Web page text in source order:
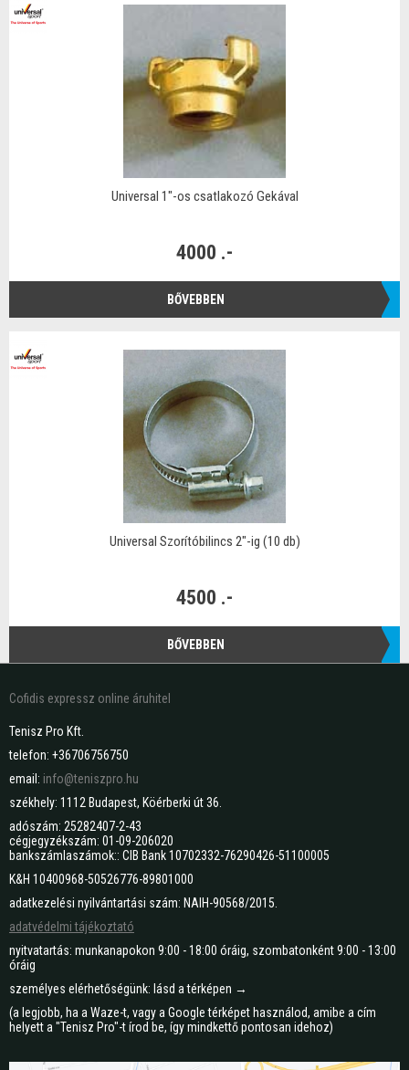
Universal 1"-os csatlakozó Gekával
4000 .-
BŐVEBBEN
Universal Szorítóbilincs 2"-ig (10 db)
4500 .-
BŐVEBBEN
Cofidis expressz online áruhitel
Tenisz Pro Kft.
telefon: +36706756750
email: info@teniszpro.hu
székhely: 1112 Budapest, Köérberki út 36.
adószám: 25282407-2-43
cégjegyzékszám: 01-09-206020
bankszámlaszámok:: CIB Bank 10702332-76290426-51100005
K&H 10400968-50526776-89801000
adatkezelési nyilvántartási szám: NAIH-90568/2015.
adatvédelmi tájékoztató
nyitvatartás: munkanapokon 9:00 - 18:00 óráig, szombatonként 9:00 - 13:00
óráig
személyes elérhetőségünk: lásd a térképen →
(a legjobb, ha a Waze-t, vagy a Google térképet használod, amibe a cím
helyett a "Tenisz Pro"-t írod be, így mindkettő pontosan idehoz)